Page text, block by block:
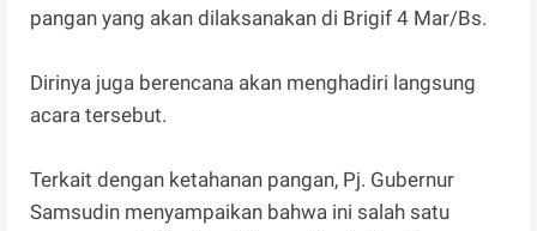
pangan yang akan dilaksanakan di Brigif 4 Mar/Bs.
Dirinya juga berencana akan menghadiri langsung
acara tersebut.
Terkait dengan ketahanan pangan, Pj. Gubernur
Samsudin menyampaikan bahwa ini salah satu